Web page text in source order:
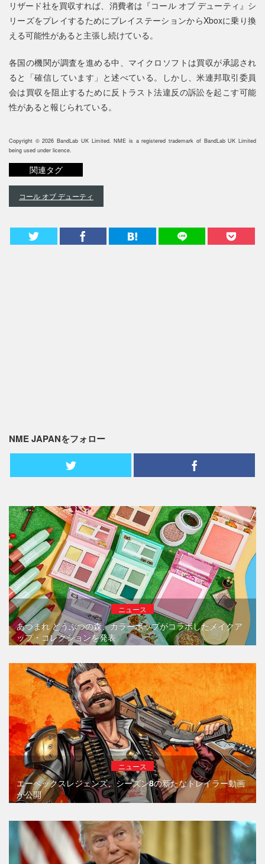
リザード社を買収すれば、消費者は『コール オブ デューティ』シ
リーズをプレイするためにプレイステーションからXboxに乗り換
える可能性があると主張し続けている。
各国の機関が調査を進める中、マイクロソフトは買収が承認され
ると「確信しています」と述べている。しかし、米連邦取引委員
会は買収を阻止するために反トラスト法違反の訴訟を起こす可能
性があると報じられている。
Copyright © 2026 BandLab UK Limited. NME is a registered trademark of BandLab UK Limited
being used under licence.
関連タグ
コール オブ デューティ
NME JAPANをフォロー
ニュース
あつまれ どうぶつの森、カラーポップがコラボしたメイクア
ップ・コレクションを発表
ニュース
エーペックスレジェンズ、シーズン8の新たなトレイラー動画
が公開